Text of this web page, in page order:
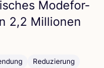
Mode­for­
2,2 Mil­lio­nen
Reduzierung